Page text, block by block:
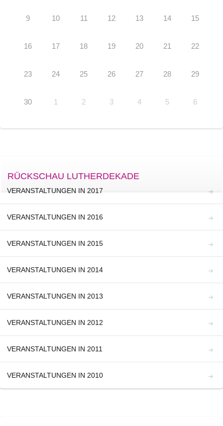
9 10 11 12 13 14 15
16 17 18 19 20 21 22
23 24 25 26 27 28 29
30 1 2 3 4 5 6
RÜCKSCHAU LUTHERDEKADE
VERANSTALTUNGEN IN 2017
VERANSTALTUNGEN IN 2016
VERANSTALTUNGEN IN 2015
VERANSTALTUNGEN IN 2014
VERANSTALTUNGEN IN 2013
VERANSTALTUNGEN IN 2012
VERANSTALTUNGEN IN 2011
VERANSTALTUNGEN IN 2010